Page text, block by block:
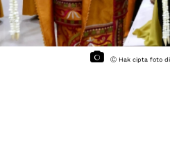
Ⓒ Hak cipta foto di